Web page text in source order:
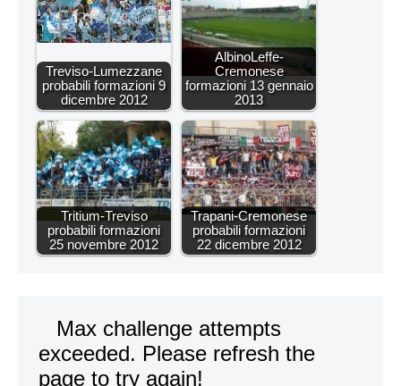
Treviso-Lumezzane
probabili formazioni 9
dicembre 2012
AlbinoLeffe-
Cremonese
formazioni 13 gennaio
2013
Tritium-Treviso
probabili formazioni
25 novembre 2012
Trapani-Cremonese
probabili formazioni
22 dicembre 2012